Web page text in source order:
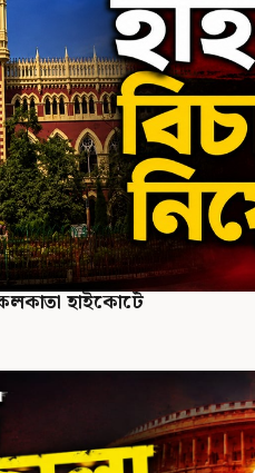
হাইকোর্টে